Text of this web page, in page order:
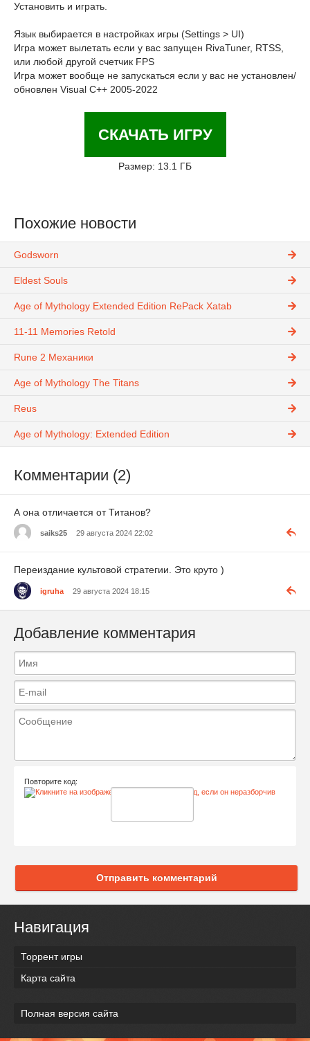
Установить и играть.
Язык выбирается в настройках игры (Settings > UI)
Игра может вылетать если у вас запущен RivaTuner, RTSS,
или любой другой счетчик FPS
Игра может вообще не запускаться если у вас не установлен/
обновлен Visual C++ 2005-2022
СКАЧАТЬ ИГРУ
Размер: 13.1 ГБ
Похожие новости
Godsworn
Eldest Souls
Age of Mythology Extended Edition RePack Xatab
11-11 Memories Retold
Rune 2 Механики
Age of Mythology The Titans
Reus
Age of Mythology: Extended Edition
Комментарии (2)
А она отличается от Титанов?
saiks25 29 августа 2024 22:02
Переиздание культовой стратегии. Это круто )
igruha 29 августа 2024 18:15
Добавление комментария
Повторите код:
Отправить комментарий
Навигация
Торрент игры
Карта сайта
Полная версия сайта